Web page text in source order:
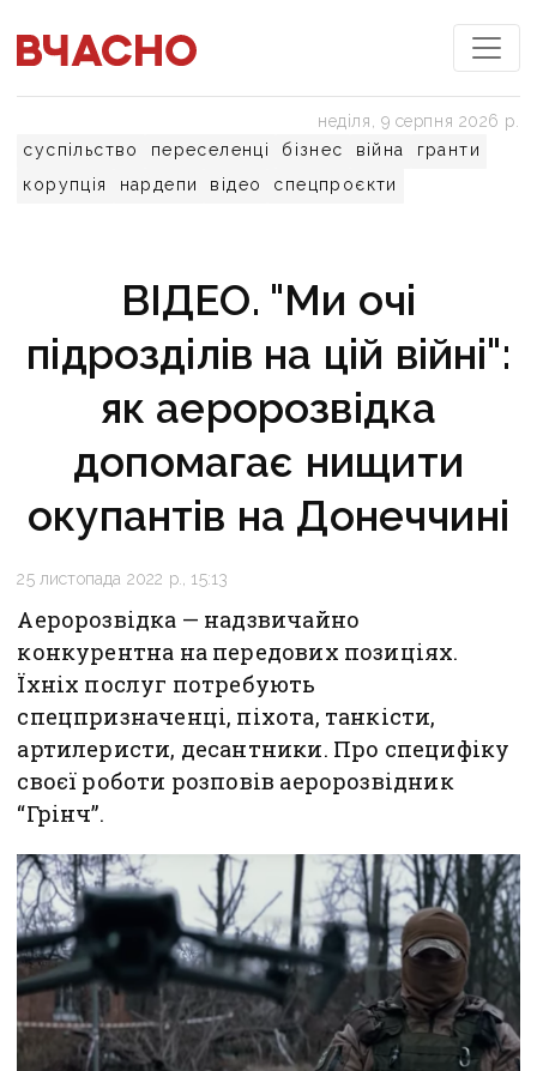
суспільство переселенці бізнес війна
гранти
корупція
нардепи відео спецпроєкти
неділя, 9 серпня 2026 р.
ВІДЕО. "Ми очі
підрозділів на цій війні":
як аеророзвідка
допомагає нищити
окупантів на Донеччині
25 листопада 2022 р., 15:13
Аеророзвідка — надзвичайно
конкурентна на передових позиціях.
Їхніх послуг потребують
спецпризначенці, піхота, танкісти,
артилеристи, десантники. Про специфіку
своєї роботи розповів аеророзвідник
“Грінч”.